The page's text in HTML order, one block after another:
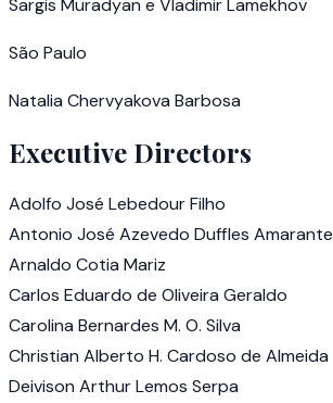
Sargis Muradyan e Vladimir Lamekhov
São Paulo
Natalia Chervyakova Barbosa
Executive Directors
Adolfo José Lebedour Filho
Antonio José Azevedo Duffles Amarante
Arnaldo Cotia Mariz
Carlos Eduardo de Oliveira Geraldo
Carolina Bernardes M. O. Silva
Christian Alberto H. Cardoso de Almeida
Deivison Arthur Lemos Serpa